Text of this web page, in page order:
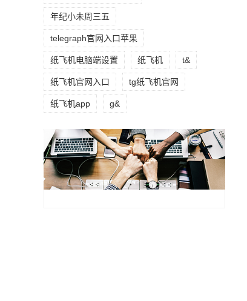
年纪小未周三五
telegraph官网入口苹果
纸飞机电脑端设置 纸飞机 t&
纸飞机官网入口 tg纸飞机官网
纸飞机app g&